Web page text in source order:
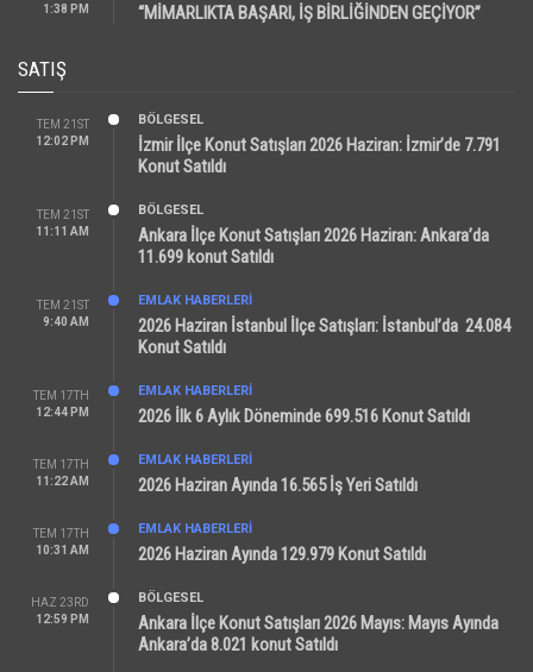
1:38 PM
“MİMARLIKTA BAŞARI, İŞ BİRLİĞİNDEN GEÇİYOR”
SATIŞ
TEM 21ST
12:02 PM
BÖLGESEL
İzmir İlçe Konut Satışları 2026 Haziran: İzmir’de 7.791
Konut Satıldı
TEM 21ST
11:11 AM
BÖLGESEL
Ankara İlçe Konut Satışları 2026 Haziran: Ankara’da
11.699 konut Satıldı
TEM 21ST
9:40 AM
EMLAK HABERLERI
2026 Haziran İstanbul İlçe Satışları: İstanbul’da 24.084
Konut Satıldı
TEM 17TH
12:44 PM
EMLAK HABERLERI
2026 İlk 6 Aylık Döneminde 699.516 Konut Satıldı
TEM 17TH
11:22 AM
EMLAK HABERLERI
2026 Haziran Ayında 16.565 İş Yeri Satıldı
TEM 17TH
10:31 AM
EMLAK HABERLERI
2026 Haziran Ayında 129.979 Konut Satıldı
HAZ 23RD
12:59 PM
BÖLGESEL
Ankara İlçe Konut Satışları 2026 Mayıs: Mayıs Ayında
Ankara’da 8.021 konut Satıldı